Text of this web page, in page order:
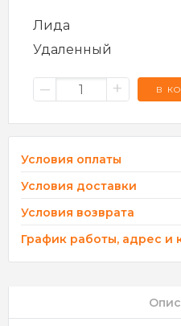
Лида
Удаленный
– + В
Условия оплаты
Условия доставки
Условия возврата
График работы, адрес и